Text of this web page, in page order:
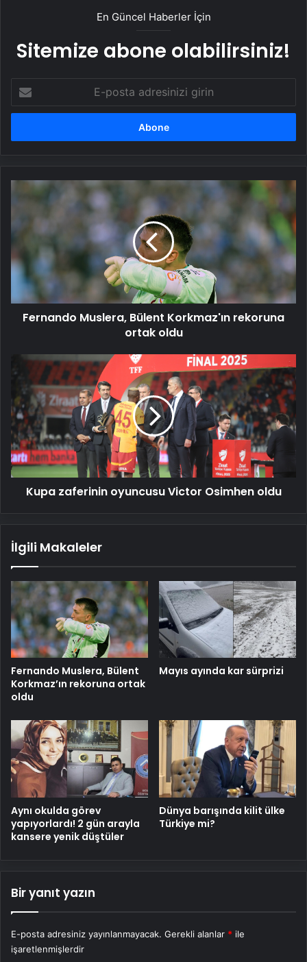
En Güncel Haberler İçin
Sitemize abone olabilirsiniz!
posta
adresinizi
Fernando
Korkmaz'ın
ortak
oldu
Fernando Muslera, Bülent Korkmaz'ın rekoruna
ortak oldu
Kupa
zaferinin
oyuncusu
Victor
Osimhen
oldu
Kupa zaferinin oyuncusu Victor Osimhen oldu
İlgili Makaleler
Fernando Muslera, Bülent
Korkmaz’ın rekoruna ortak
oldu
Mayıs ayında kar sürprizi
Aynı okulda görev
yapıyorlardı! 2 gün arayla
kansere yenik düştüler
Dünya barışında kilit ülke
Türkiye mi?
Bir yanıt yazın
E-posta adresiniz yayınlanmayacak. Gerekli alanlar * ile
işaretlenmişlerdir